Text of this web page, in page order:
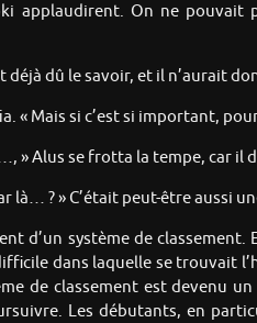
applaudirent. On ne pouvait
dû le savoir, et il n’aurait
« Mais si c’est si important,
» Alus se frotta la tempe, car il
là… ? » C’était peut-être aussi
d’un système de
dans laquelle se trouvait
de classement est devenu
Les débutants, en